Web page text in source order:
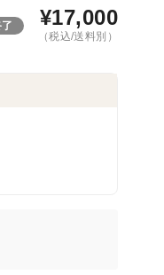
¥17,000
（税込/送料別）